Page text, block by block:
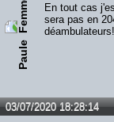
Paule
En tout cas
sera pas en
déambulateurs!
03/07/2020 18:28:14